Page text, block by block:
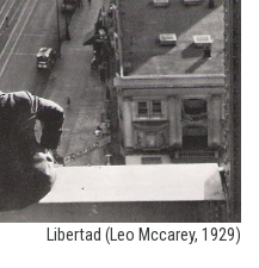
Libertad (Leo Mccarey, 1929)